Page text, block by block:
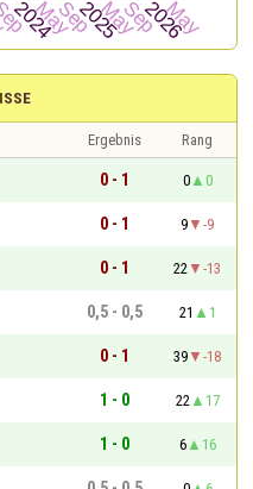
Ergebnis
Rang
0 - 1 0
0
0 - 1 9
-9
0 - 1 22
-13
0,5 - 0,5 21
1
0 - 1 39
-18
1 - 0 22
17
1 - 0 6
16